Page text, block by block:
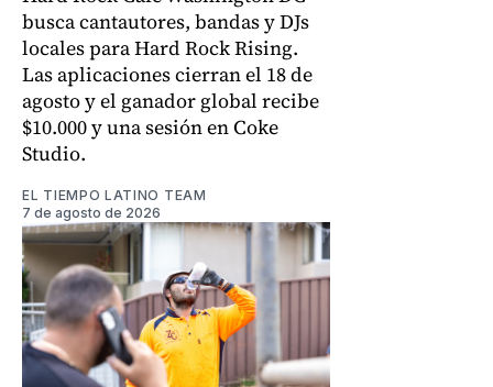
busca cantautores, bandas y DJs
locales para Hard Rock Rising.
Las aplicaciones cierran el 18 de
agosto y el ganador global recibe
$10.000 y una sesión en Coke
Studio.
EL TIEMPO LATINO TEAM
7 de agosto de 2026